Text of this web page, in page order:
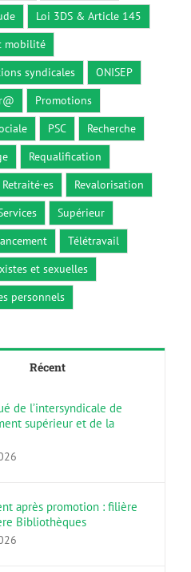
Loi 3DS & Article 145
mobilité
syndicales
ONISEP
Promotions
PSC
Recherche
Requalification
Retraité·es
Revalorisation
Supérieur
Télétravail
et sexuelles
personnels
Récent
de l’intersyndicale de
supérieur et de la
après promotion : filière
Bibliothèques